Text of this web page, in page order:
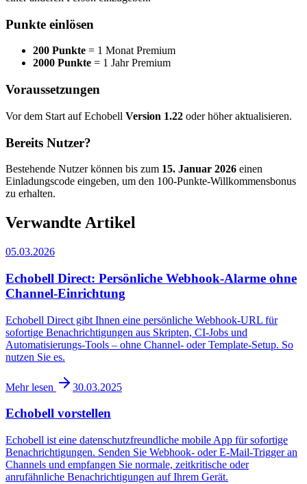
Punkte einlösen
200 Punkte = 1 Monat Premium
2000 Punkte = 1 Jahr Premium
Voraussetzungen
Vor dem Start auf Echobell Version 1.22 oder höher aktualisieren.
Bereits Nutzer?
Bestehende Nutzer können bis zum 15. Januar 2026 einen
Einladungscode eingeben, um den 100-Punkte-Willkommensbonus
zu erhalten.
Verwandte Artikel
05.03.2026
Echobell Direct: Persönliche Webhook-Alarme ohne
Channel-Einrichtung
Echobell Direct gibt Ihnen eine persönliche Webhook-URL für
sofortige Benachrichtigungen aus Skripten, CI-Jobs und
Automatisierungs-Tools – ohne Channel- oder Template-Setup. So
nutzen Sie es.
Mehr lesen 30.03.2025
Echobell vorstellen
Echobell ist eine datenschutzfreundliche mobile App für sofortige
Benachrichtigungen. Senden Sie Webhook- oder E-Mail-Trigger an
Channels und empfangen Sie normale, zeitkritische oder
anrufähnliche Benachrichtigungen auf Ihrem Gerät.